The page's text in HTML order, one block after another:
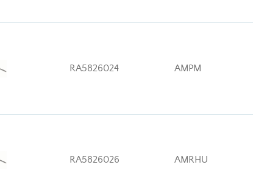
RA5826024 AMPM
RA5826026 AMRHU